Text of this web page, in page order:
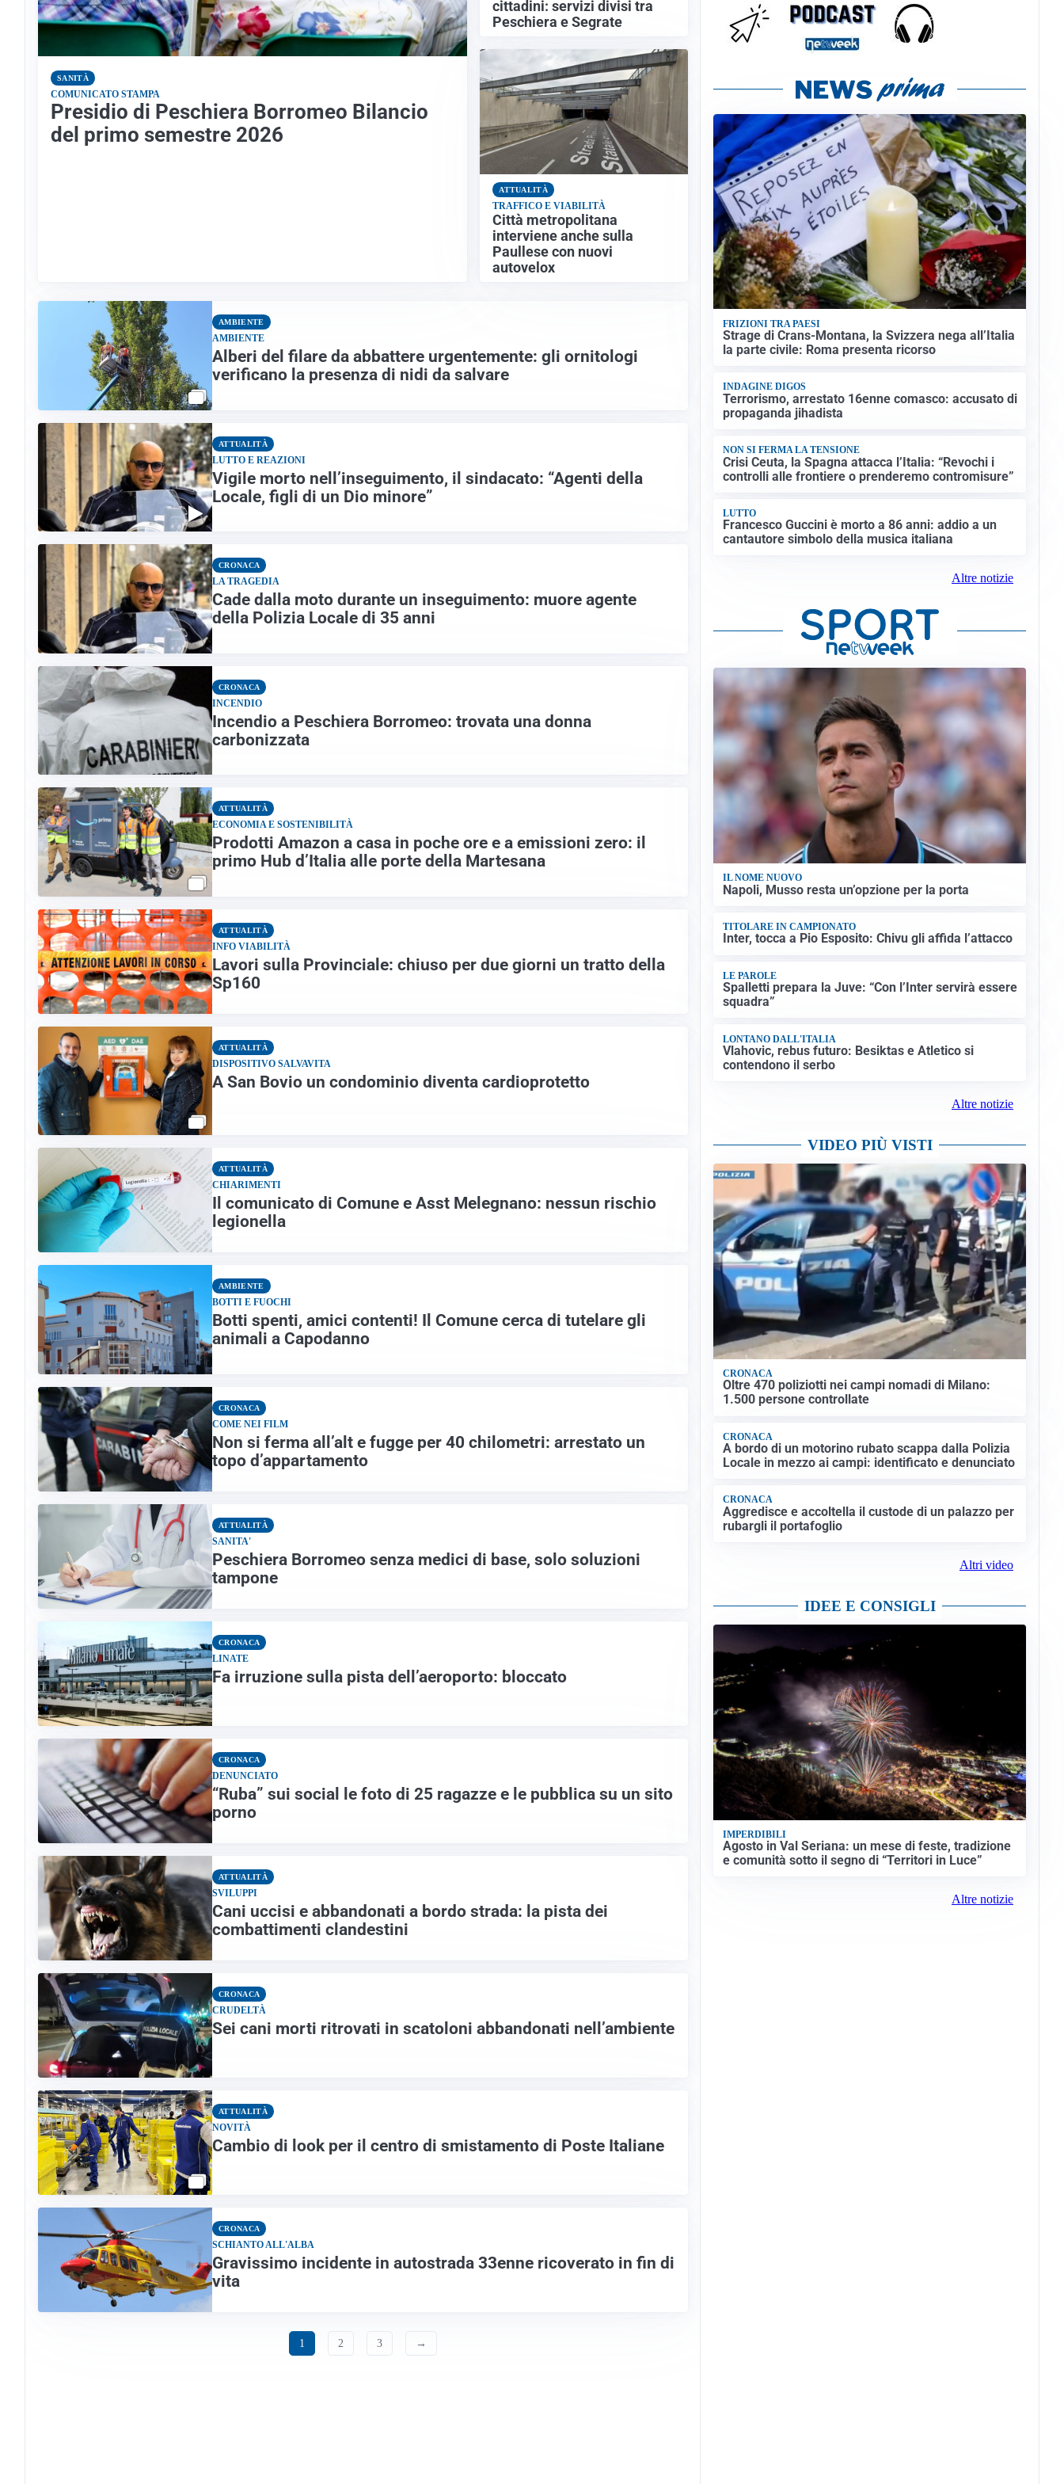
SANITÀ
COMUNICATO STAMPA
Presidio di Peschiera Borromeo Bilancio
del primo semestre 2026
cittadini: servizi divisi tra
Peschiera e Segrate
ATTUALITÀ
TRAFFICO E VIABILITÀ
Città metropolitana
interviene anche sulla
Paullese con nuovi
autovelox
AMBIENTE
AMBIENTE
Alberi del filare da abbattere urgentemente: gli ornitologi
verificano la presenza di nidi da salvare
ATTUALITÀ
LUTTO E REAZIONI
Vigile morto nell’inseguimento, il sindacato: “Agenti della
Locale, figli di un Dio minore”
CRONACA
LA TRAGEDIA
Cade dalla moto durante un inseguimento: muore agente
della Polizia Locale di 35 anni
CRONACA
INCENDIO
Incendio a Peschiera Borromeo: trovata una donna
carbonizzata
ATTUALITÀ
ECONOMIA E SOSTENIBILITÀ
Prodotti Amazon a casa in poche ore e a emissioni zero: il
primo Hub d’Italia alle porte della Martesana
ATTUALITÀ
INFO VIABILITÀ
Lavori sulla Provinciale: chiuso per due giorni un tratto della
Sp160
ATTUALITÀ
DISPOSITIVO SALVAVITA
A San Bovio un condominio diventa cardioprotetto
ATTUALITÀ
CHIARIMENTI
Il comunicato di Comune e Asst Melegnano: nessun rischio
legionella
AMBIENTE
BOTTI E FUOCHI
Botti spenti, amici contenti! Il Comune cerca di tutelare gli
animali a Capodanno
CRONACA
COME NEI FILM
Non si ferma all’alt e fugge per 40 chilometri: arrestato un
topo d’appartamento
ATTUALITÀ
SANITA'
Peschiera Borromeo senza medici di base, solo soluzioni
tampone
CRONACA
LINATE
Fa irruzione sulla pista dell’aeroporto: bloccato
CRONACA
DENUNCIATO
“Ruba” sui social le foto di 25 ragazze e le pubblica su un sito
porno
ATTUALITÀ
SVILUPPI
Cani uccisi e abbandonati a bordo strada: la pista dei
combattimenti clandestini
CRONACA
CRUDELTÀ
Sei cani morti ritrovati in scatoloni abbandonati nell’ambiente
ATTUALITÀ
NOVITÀ
Cambio di look per il centro di smistamento di Poste Italiane
CRONACA
SCHIANTO ALL'ALBA
Gravissimo incidente in autostrada 33enne ricoverato in fin di
vita
1 2 3 →
FRIZIONI TRA PAESI
Strage di Crans-Montana, la Svizzera nega all’Italia
la parte civile: Roma presenta ricorso
INDAGINE DIGOS
Terrorismo, arrestato 16enne comasco: accusato di
propaganda jihadista
NON SI FERMA LA TENSIONE
Crisi Ceuta, la Spagna attacca l’Italia: “Revochi i
controlli alle frontiere o prenderemo contromisure”
LUTTO
Francesco Guccini è morto a 86 anni: addio a un
cantautore simbolo della musica italiana
Altre notizie
IL NOME NUOVO
Napoli, Musso resta un’opzione per la porta
TITOLARE IN CAMPIONATO
Inter, tocca a Pio Esposito: Chivu gli affida l’attacco
LE PAROLE
Spalletti prepara la Juve: “Con l’Inter servirà essere
squadra”
LONTANO DALL'ITALIA
Vlahovic, rebus futuro: Besiktas e Atletico si
contendono il serbo
Altre notizie
VIDEO PIÙ VISTI
CRONACA
Oltre 470 poliziotti nei campi nomadi di Milano:
1.500 persone controllate
CRONACA
A bordo di un motorino rubato scappa dalla Polizia
Locale in mezzo ai campi: identificato e denunciato
CRONACA
Aggredisce e accoltella il custode di un palazzo per
rubargli il portafoglio
Altri video
IDEE E CONSIGLI
IMPERDIBILI
Agosto in Val Seriana: un mese di feste, tradizione
e comunità sotto il segno di “Territori in Luce”
Altre notizie